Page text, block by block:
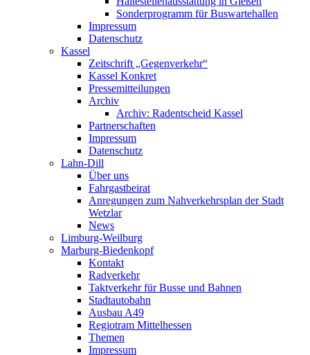
Sonderprogramm für Buswartehallen
Impressum
Datenschutz
Kassel
Zeitschrift „Gegenverkehr“
Kassel Konkret
Pressemitteilungen
Archiv
Archiv: Radentscheid Kassel
Partnerschaften
Impressum
Datenschutz
Lahn-Dill
Über uns
Fahrgastbeirat
Anregungen zum Nahverkehrsplan der Stadt
Wetzlar
News
Limburg-Weilburg
Marburg-Biedenkopf
Kontakt
Radverkehr
Taktverkehr für Busse und Bahnen
Stadtautobahn
Ausbau A49
Regiotram Mittelhessen
Themen
Impressum